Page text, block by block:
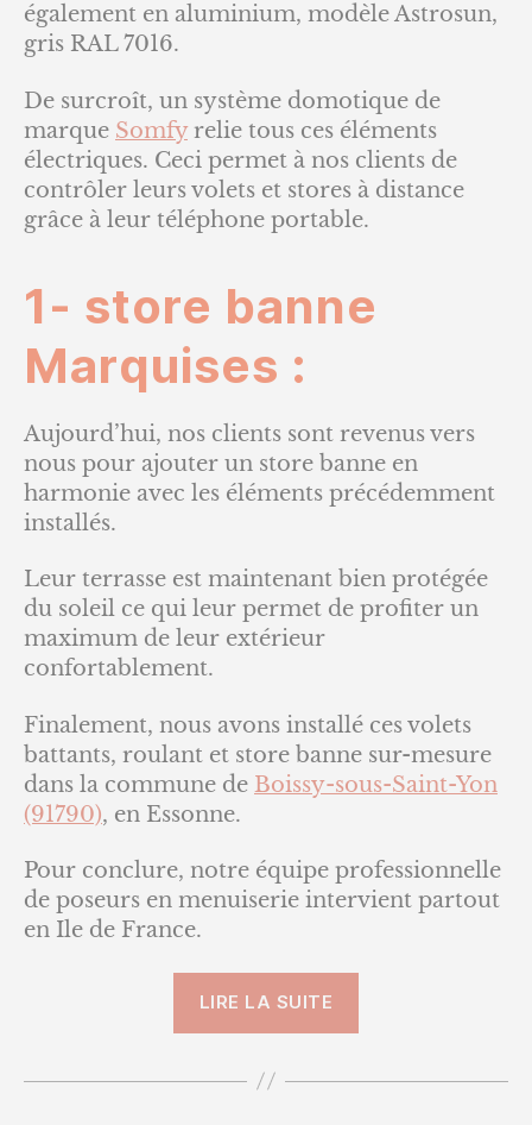
également en aluminium, modèle Astrosun,
gris RAL 7016.
De surcroît, un système domotique de
marque Somfyrelie tous ces éléments
électriques. Ceci permet à nos clients de
contrôler leurs volets et stores à distance
grâce à leur téléphone portable.
1- store banne
Marquises :
Aujourd’hui, nos clients sont revenus vers
nous pour ajouter un store banne en
harmonie avec les éléments précédemment
installés.
Leur terrasse est maintenant bien protégée
du soleil ce qui leur permet de profiter un
maximum de leur extérieur
confortablement.
Finalement, nous avons installé ces volets
battants, roulant et store banne sur-mesure
dans la commune de Boissy-sous-Saint-Yon
(91790), en Essonne.
Pour conclure, notre équipe professionnelle
de poseurs en menuiserie intervient partout
en Ile de France.
LIRE LA SUITE
banne